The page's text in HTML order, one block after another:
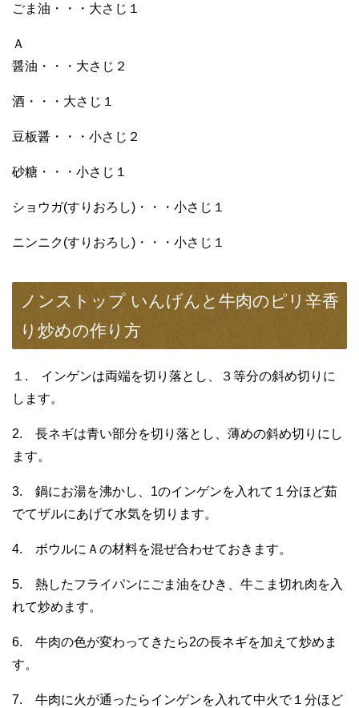
ごま油・・・大さじ１
Ａ
醤油・・・大さじ２
酒・・・大さじ１
豆板醤・・・小さじ２
砂糖・・・小さじ１
ショウガ(すりおろし)・・・小さじ１
ニンニク(すりおろし)・・・小さじ１
ノンストップ いんげんと牛肉のピリ辛香
り炒めの作り方
１. インゲンは両端を切り落とし、３等分の斜め切りに
します。
2. 長ネギは青い部分を切り落とし、薄めの斜め切りにし
ます。
3. 鍋にお湯を沸かし、1のインゲンを入れて１分ほど茹
でてザルにあげて水気を切ります。
4. ボウルにＡの材料を混ぜ合わせておきます。
5. 熱したフライパンにごま油をひき、牛こま切れ肉を入
れて炒めます。
6. 牛肉の色が変わってきたら2の長ネギを加えて炒めま
す。
7. 牛肉に火が通ったらインゲンを入れて中火で１分ほど